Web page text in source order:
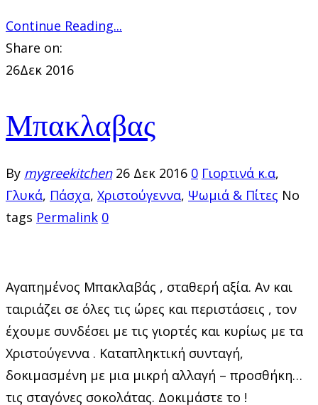
Continue Reading...
Share on:
26Δεκ 2016
Μπακλαβας
By mygreekitchen 26 Δεκ 2016 0 Γιορτινά κ.α,
Γλυκά, Πάσχα, Χριστούγεννα, Ψωμιά & Πίτες No
tags Permalink 0
Αγαπημένος Μπακλαβάς , σταθερή αξία. Αν και
ταιριάζει σε όλες τις ώρες και περιστάσεις , τον
έχουμε συνδέσει με τις γιορτές και κυρίως με τα
Χριστούγεννα . Καταπληκτική συνταγή,
δοκιμασμένη με μια μικρή αλλαγή – προσθήκη…
τις σταγόνες σοκολάτας. Δοκιμάστε το !